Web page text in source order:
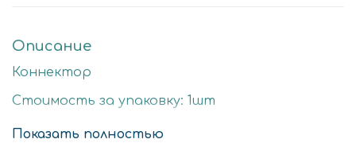
Описание
Коннектор
Стоимость за упаковку: 1шт
Цвет: розовое золото
Показать полностью